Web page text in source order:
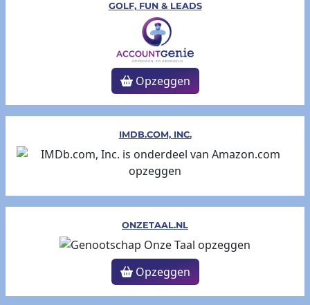
GOLF, FUN & LEADS
Opzeggen
IMDB.COM, INC.
ONZETAAL.NL
Opzeggen